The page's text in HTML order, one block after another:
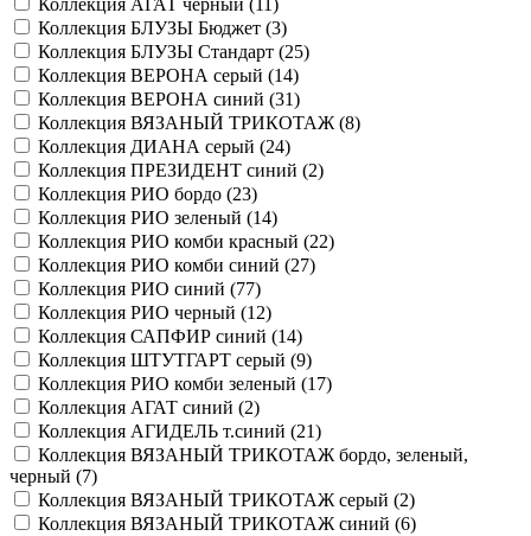
Коллекция АГАТ черный (
)
Коллекция БЛУЗЫ Бюджет (3)
Коллекция БЛУЗЫ Стандарт (25)
Коллекция ВЕРОНА серый (14)
Коллекция ВЕРОНА синий (31)
Коллекция ВЯЗАНЫЙ ТРИКОТАЖ (8)
Коллекция ДИАНА серый (24)
Коллекция ПРЕЗИДЕНТ синий (2)
Коллекция РИО бордо (23)
Коллекция РИО зеленый (14)
Коллекция РИО комби красный (22)
Коллекция РИО комби синий (27)
Коллекция РИО синий (77)
Коллекция РИО черный (12)
Коллекция САПФИР синий (14)
Коллекция ШТУТГАРТ серый (9)
Коллекция РИО комби зеленый (17)
Коллекция АГАТ синий (2)
Коллекция АГИДЕЛЬ т.синий (21)
Коллекция ВЯЗАНЫЙ ТРИКОТАЖ бордо, зеленый,
черный (7)
Коллекция ВЯЗАНЫЙ ТРИКОТАЖ серый (2)
Коллекция ВЯЗАНЫЙ ТРИКОТАЖ синий (6)